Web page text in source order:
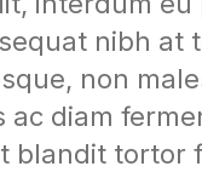
nibh at
non
ac diam
blandit tortor